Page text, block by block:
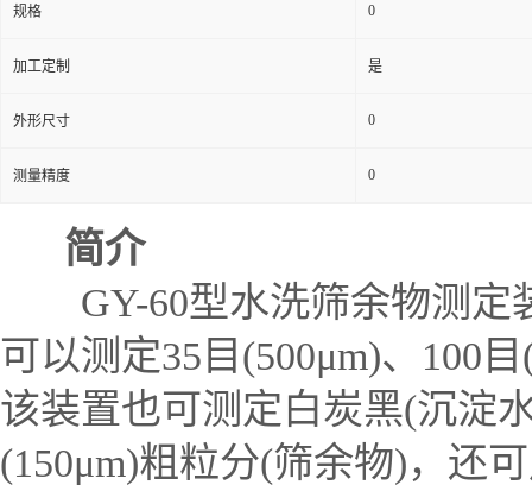
规格 0
加工定制 是
外形尺寸 0
测量精度 0
简介
GY-60型水洗筛余物测定
可以测定35目(500μm)、100
该装置也可测定白炭黑(沉淀
(150μm)粗粒分(筛余物)，还